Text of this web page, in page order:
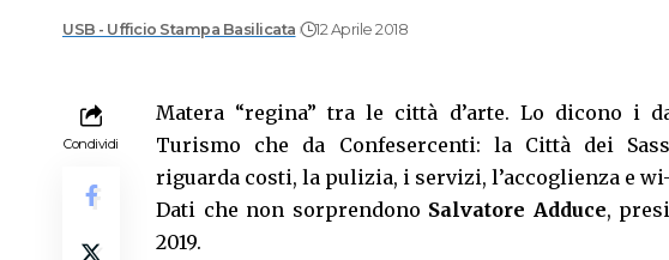
USB - Ufficio Stampa Basilicata 12 Aprile 2018
Condividi
Matera “regina” tra le città d’arte. Lo dicono i
Turismo che da Confesercenti: la Città dei
riguarda costi, la pulizia, i servizi, l’accoglienza e
Dati che non sorprendono Salvatore Adduce,
2019.